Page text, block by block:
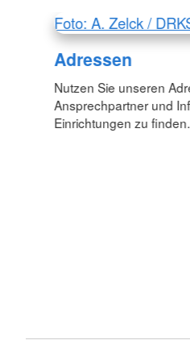
Foto: A. Zelck /
Adressen
Nutzen Sie unseren
Ansprechpartner und
Einrichtungen zu finden.